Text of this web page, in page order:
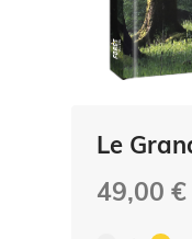
Le
49,00 €